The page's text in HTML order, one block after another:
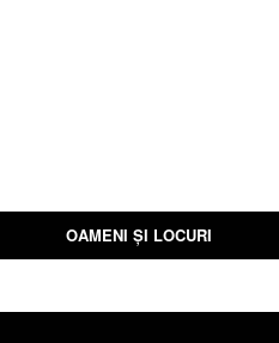
OAMENI ȘI LOCURI